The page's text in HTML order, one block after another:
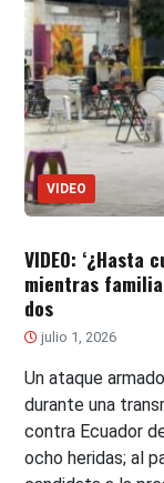
VIDEO
VIDEO: ‘¿Hasta
mientras
dos
julio 1, 2026
Un ataque
durante una
contra Ecuador
ocho heridas; al